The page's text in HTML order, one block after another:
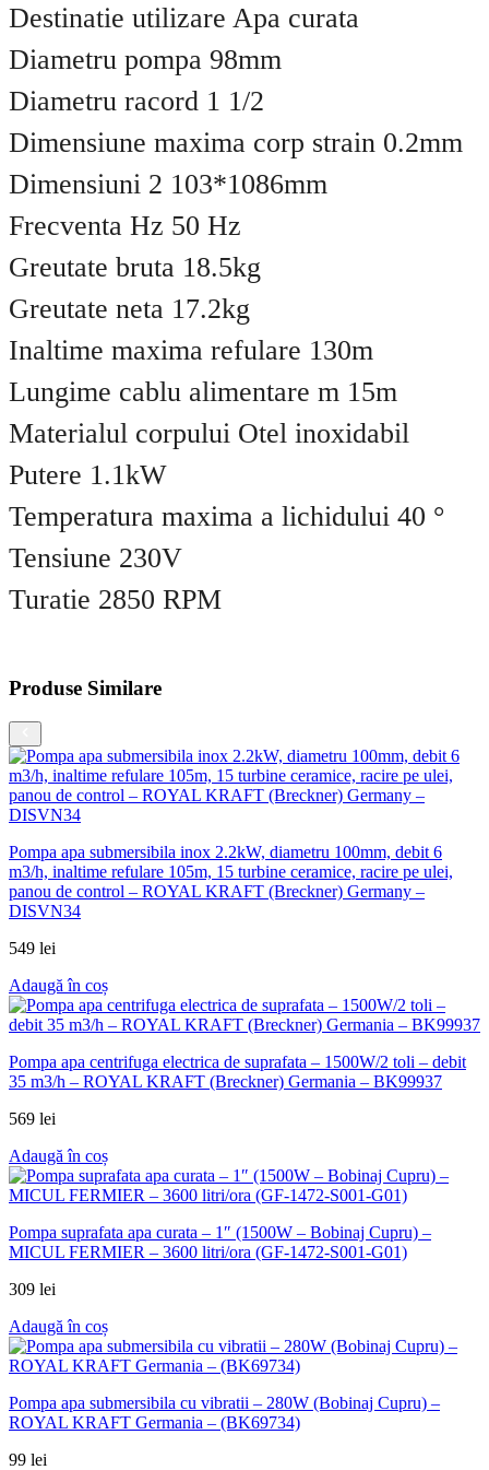
Destinatie utilizare Apa curata
Diametru pompa 98mm
Diametru racord 1 1/2
Dimensiune maxima corp strain 0.2mm
Dimensiuni 2 103*1086mm
Frecventa Hz 50 Hz
Greutate bruta 18.5kg
Greutate neta 17.2kg
Inaltime maxima refulare 130m
Lungime cablu alimentare m 15m
Materialul corpului Otel inoxidabil
Putere 1.1kW
Temperatura maxima a lichidului 40 °
Tensiune 230V
Turatie 2850 RPM
Produse Similare